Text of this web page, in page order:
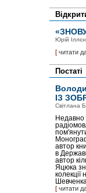
Юрій
[ читати
Постаті
ІЗ
Світлана
Недавно
автор
в
автор
Яцюка
колекції
[ читати